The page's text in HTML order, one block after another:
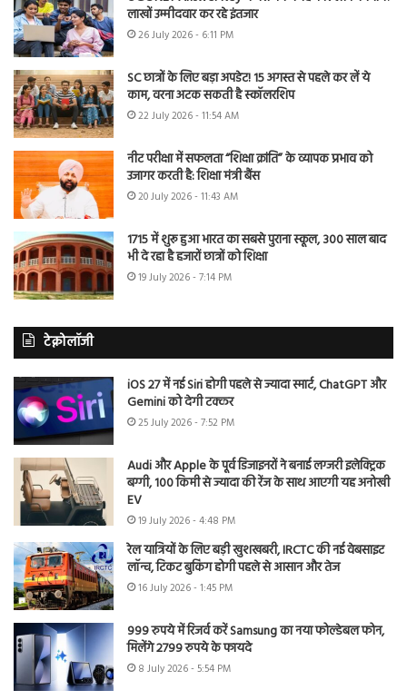
लाखों उम्मीदवार कर रहे इंतजार
26 July 2026 - 6:11 PM
SC छात्रों के लिए बड़ा अपडेट! 15 अगस्त से पहले कर लें ये
काम, वरना अटक सकती है स्कॉलरशिप
22 July 2026 - 11:54 AM
नीट परीक्षा में सफलता “शिक्षा क्रांति” के व्यापक प्रभाव को
उजागर करती है: शिक्षा मंत्री बैंस
20 July 2026 - 11:43 AM
1715 में शुरू हुआ भारत का सबसे पुराना स्कूल, 300 साल बाद
भी दे रहा है हजारों छात्रों को शिक्षा
19 July 2026 - 7:14 PM
टेक्नोलॉजी
iOS 27 में नई Siri होगी पहले से ज्यादा स्मार्ट, ChatGPT और
Gemini को देगी टक्कर
25 July 2026 - 7:52 PM
Audi और Apple के पूर्व डिजाइनरों ने बनाई लग्जरी इलेक्ट्रिक
बग्गी, 100 किमी से ज्यादा की रेंज के साथ आएगी यह अनोखी
EV
19 July 2026 - 4:48 PM
रेल यात्रियों के लिए बड़ी खुशखबरी, IRCTC की नई वेबसाइट
लॉन्च, टिकट बुकिंग होगी पहले से आसान और तेज
16 July 2026 - 1:45 PM
999 रुपये में रिजर्व करें Samsung का नया फोल्डेबल फोन,
मिलेंगे 2799 रुपये के फायदे
8 July 2026 - 5:54 PM